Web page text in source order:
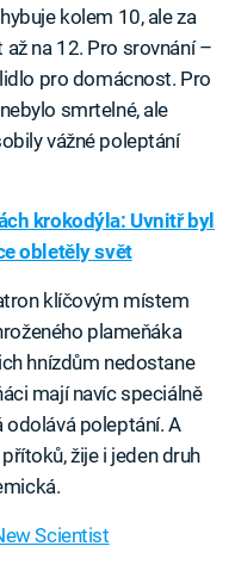
kolem 10, ale za
na 12. Pro srovnání –
pro domácnost. Pro
smrtelné, ale
vážné poleptání
krokodýla: Uvnitř byl
obletěly svět
klíčovým místem
plameňáka
hnízdům nedostane
mají navíc speciálně
odolává poleptání. A
žije i jeden druh
Scientist